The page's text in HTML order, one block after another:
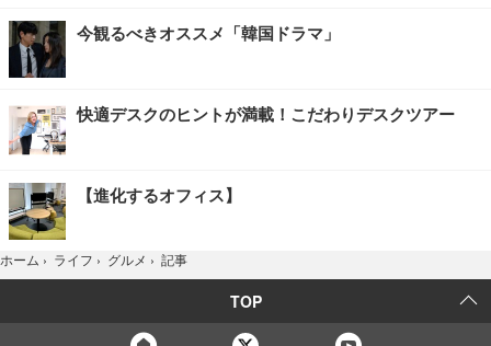
今観るべきオススメ「韓国ドラマ」
快適デスクのヒントが満載！こだわりデスクツアー
【進化するオフィス】
ホーム › ライフ › グルメ › 記事
TOP